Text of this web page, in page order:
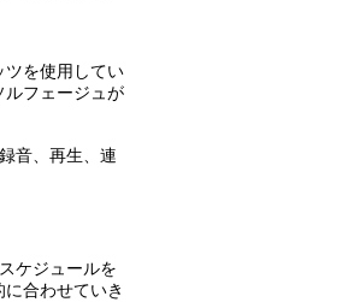
ツを使用してい
ルフェージュが
音、再生、連
ケジュールを
合わせていき